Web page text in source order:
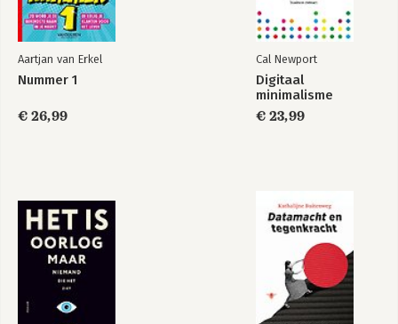
Aartjan van Erkel
Nummer 1
€ 26,99
Cal Newport
Digitaal
minimalisme
€ 23,99